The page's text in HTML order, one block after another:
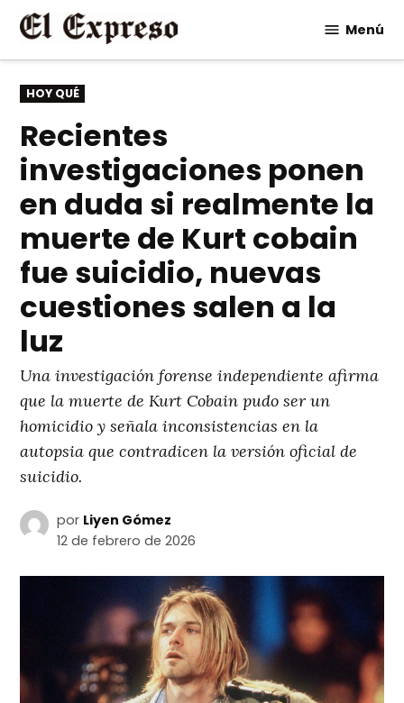
Saltar
contenido
Menú
PUBLICADO
EN
HOY QUÉ
Recientes
investigaciones ponen
en duda si realmente la
muerte de Kurt cobain
fue suicidio, nuevas
cuestiones salen a la
luz
Una investigación forense independiente afirma
que la muerte de Kurt Cobain pudo ser un
homicidio y señala inconsistencias en la
autopsia que contradicen la versión oficial de
suicidio.
por Liyen Gómez
12 de febrero de 2026